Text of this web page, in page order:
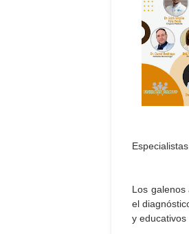
Los
el
y educativos